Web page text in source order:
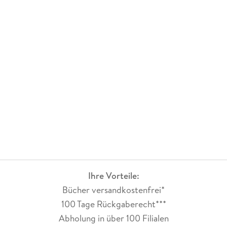
Ihre Vorteile:
Bücher versandkostenfrei*
100 Tage Rückgaberecht***
Abholung in über 100 Filialen